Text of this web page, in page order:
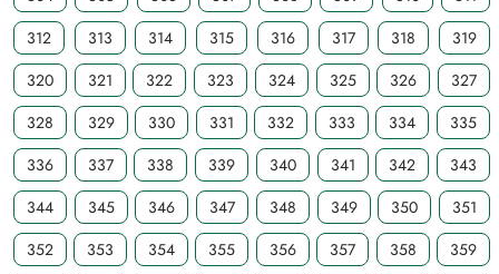
312
313 314 315 316 317 318
319
320
321 322 323 324 325 326
327
328
329 330 331 332 333 334
335
336
337 338 339 340 341 342
343
344
345 346 347 348 349 350
351
352
353 354 355 356 357 358
359